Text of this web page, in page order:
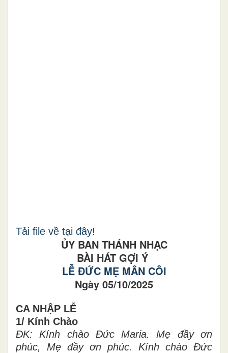
Tải file về tại đây!
ỦY BAN THÁNH NHẠC
BÀI HÁT GỢI Ý
LỄ ĐỨC MẸ MÂN CÔI
Ngày 05/10/2025
CA NHẬP LỄ
1/ Kính Chào
ĐK: Kính chào Đức Maria. Mẹ đầy ơn
phúc, Mẹ đầy ơn phúc. Kính chào Đức